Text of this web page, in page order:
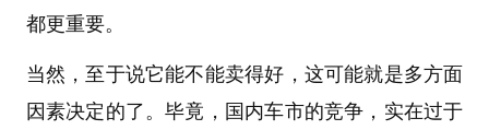
都更重要。
当然，至于说它能不能卖得好，这可能就是多方面
因素决定的了。毕竟，国内车市的竞争，实在过于